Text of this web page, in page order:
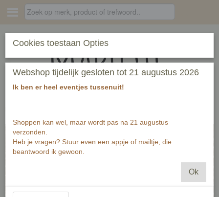
Cookies toestaan Opties
Webshop tijdelijk gesloten tot 21 augustus 2026
Ik ben er heel eventjes tussenuit!
Shoppen kan wel, maar wordt pas na 21 augustus
verzonden.
Heb je vragen? Stuur even een appje of mailtje, die
beantwoord ik gewoon.
Ok